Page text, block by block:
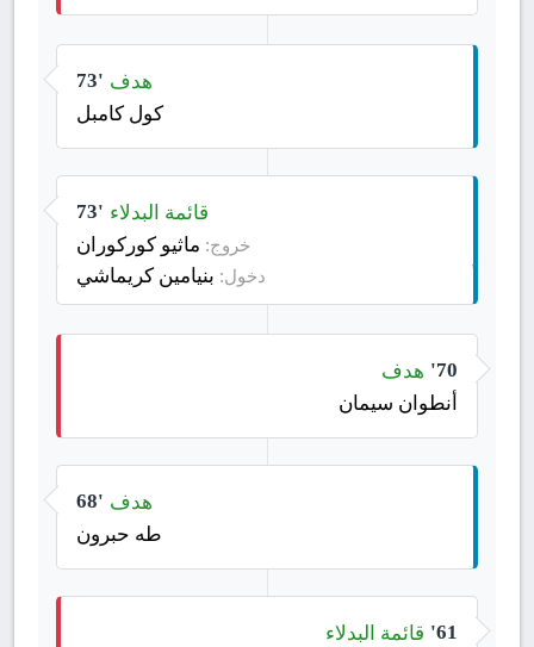
73' هدف
كول كامبل
73' قائمة البدلاء
خروج: ماثيو كوركوران
دخول: بنيامين كريماشي
70'
هدف
أنطوان سيمان
68' هدف
طه حبرون
61' قائمة البدلاء